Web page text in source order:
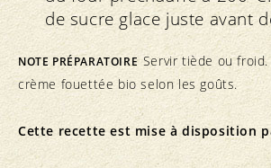
de sucre glace juste avant
NOTE PRÉPARATOIRE Servir tiède ou froid.
crème fouettée bio selon les goûts.
Cette recette est mise à disposition